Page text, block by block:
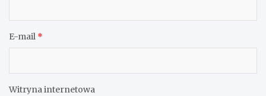
E-mail *
Witryna internetowa